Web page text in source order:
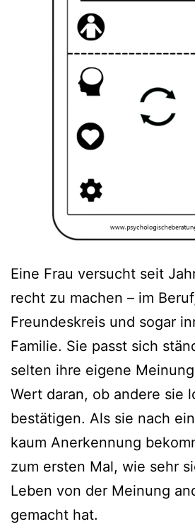
Eine Frau versucht seit
recht zu machen – im
Freundeskreis und sogar
Familie. Sie passt sich
selten ihre eigene
Wert daran, ob andere sie
bestätigen. Als sie nach
kaum Anerkennung
zum ersten Mal, wie sehr
Leben von der Meinung
gemacht hat.